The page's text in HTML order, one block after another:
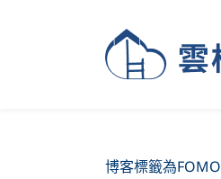
博客標籤為FOMO